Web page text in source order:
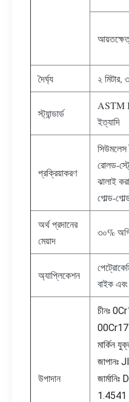
দৈর্ঘ্য ২ মিটার,
স্ট্যান্ডার্ড
ASTM
ইত্যাদি
প্রক্রিয়াকরণ
সিউমলেস
রোলড-
ঝালাই
গোল্ড-
অর্থ প্রদানের
মেয়াদ
৩০%
অ্যাপ্লিকেশন
বাইক
উপাদান
চীনঃ
মার্কিন